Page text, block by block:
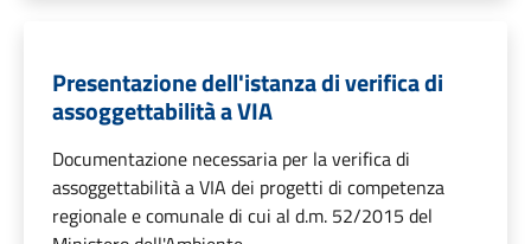
Presentazione dell'istanza di verifica di
assoggettabilità a VIA
Documentazione necessaria per la verifica di
assoggettabilità a VIA dei progetti di competenza
regionale e comunale di cui al d.m. 52/2015 del